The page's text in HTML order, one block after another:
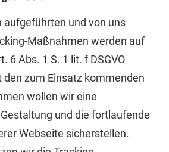
aufgeführten und von uns
Maßnahmen werden auf
6 Abs. 1 S. 1 lit. f DSGVO
zum Einsatz kommenden
wollen wir eine
und die fortlaufende
Webseite sicherstellen.